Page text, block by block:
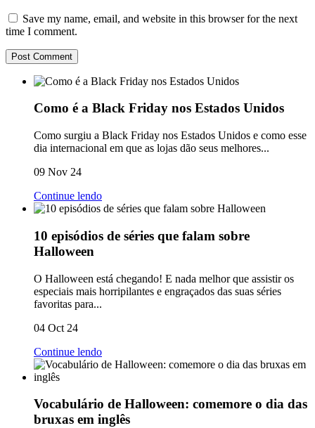
Save my name, email, and website in this browser for the next
time I comment.
Como é a Black Friday nos Estados Unidos
Como surgiu a Black Friday nos Estados Unidos e como esse
dia internacional em que as lojas dão seus melhores...
09 Nov 24
Continue lendo
10 episódios de séries que falam sobre
Halloween
O Halloween está chegando! E nada melhor que assistir os
especiais mais horripilantes e engraçados das suas séries
favoritas para...
04 Oct 24
Continue lendo
Vocabulário de Halloween: comemore o dia das
bruxas em inglês